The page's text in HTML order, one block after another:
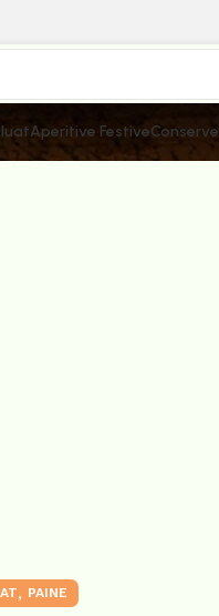
Aperitive FestiveConserve
, PAINE